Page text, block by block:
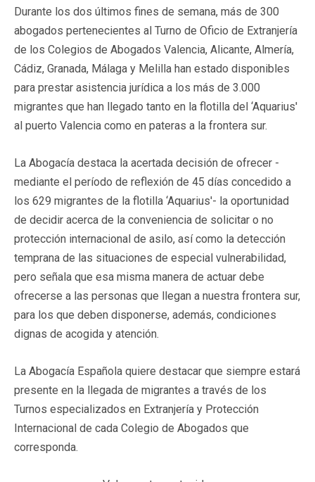
Durante los dos últimos fines de semana, más de 300
abogados pertenecientes al Turno de Oficio de Extranjería
de los Colegios de Abogados Valencia, Alicante, Almería,
Cádiz, Granada, Málaga y Melilla han estado disponibles
para prestar asistencia jurídica a los más de 3.000
migrantes que han llegado tanto en la flotilla del ‘Aquarius'
al puerto Valencia como en pateras a la frontera sur.
La Abogacía destaca la acertada decisión de ofrecer -
mediante el período de reflexión de 45 días concedido a
los 629 migrantes de la flotilla ‘Aquarius'- la oportunidad
de decidir acerca de la conveniencia de solicitar o no
protección internacional de asilo, así como la detección
temprana de las situaciones de especial vulnerabilidad,
pero señala que esa misma manera de actuar debe
ofrecerse a las personas que llegan a nuestra frontera sur,
para los que deben disponerse, además, condiciones
dignas de acogida y atención.
La Abogacía Española quiere destacar que siempre estará
presente en la llegada de migrantes a través de los
Turnos especializados en Extranjería y Protección
Internacional de cada Colegio de Abogados que
corresponda.